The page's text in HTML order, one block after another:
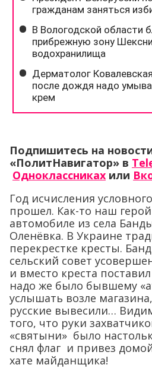
Подпишитесь на
«ПолитНавигатор» в
Одноклассниках или
Год исчисления
прошел. Как-то наш герой
автомобиле из села
Оленёвка. В Украине
перекрестке кресты.
сельский совет
и вместо креста
надо же было бывшему
услышать возле
русские вывесили…
того, что руки
«святыни» было
снял флаг и привез
хате майданщика!